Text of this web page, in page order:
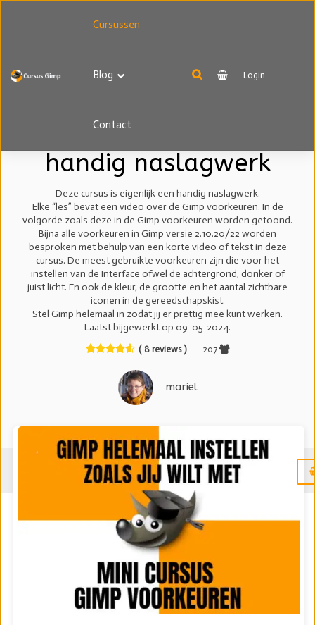
Cursussen
Blog
Contact
Login
voorkeuren | een
handig naslagwerk
Deze cursus is eigenlijk een handig naslagwerk.
Elke “les” bevat een video over de Gimp voorkeuren. In de
volgorde zoals deze in de Gimp voorkeuren worden getoond.
Bijna alle voorkeuren in Gimp versie 2.10.20/22 worden
besproken met behulp van een korte video of tekst in deze
cursus. De meest gebruikte voorkeuren zijn die voor het
instellen van de Interface ofwel de achtergrond, donker of
juist licht. En ook de kleur, de grootte en het aantal zichtbare
iconen in de gereedschapskist.
Stel Gimp helemaal in zodat jij er prettig mee kunt werken.
Laatst bijgewerkt op 09-05-2024.
( 8 reviews ) 207
mariel
Een handig naslagwerk over
de voorkeuren van Gimp
Elke “les” bevat een video over één van de onderdelen van de
Gimp voorkeuren. Ze staan in de volgorde zoals deze in de
Gimp voorkeuren getoond wordt. Er wordt niet op alle